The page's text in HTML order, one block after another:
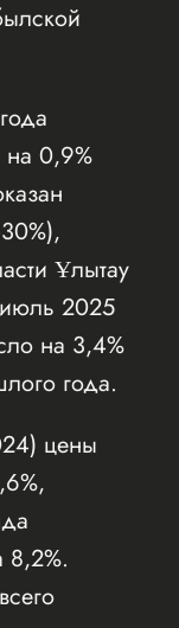
на 0,9%
Ұлытау
2025
на 3,4%
года.
цены
8,2%.